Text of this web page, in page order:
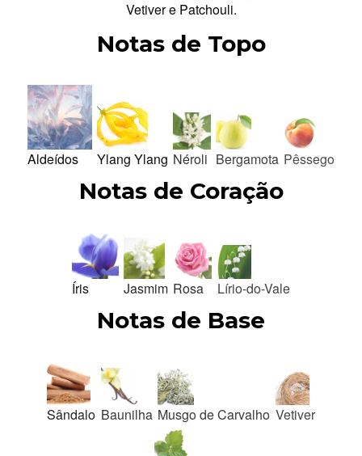
Vetiver e Patchouli.
Notas de Topo
Aldeídos Ylang Ylang Néroli Bergamota Pêssego
Notas de Coração
Íris Jasmim Rosa Lírio-do-Vale
Notas de Base
Sândalo Baunilha Musgo de Carvalho Vetiver